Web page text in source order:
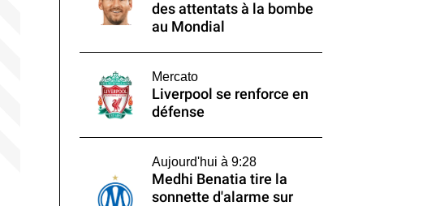
des attentats à la bombe
au Mondial
Mercato
Liverpool se renforce en
défense
Aujourd'hui à 9:28
Medhi Benatia tire la
sonnette d'alarme sur